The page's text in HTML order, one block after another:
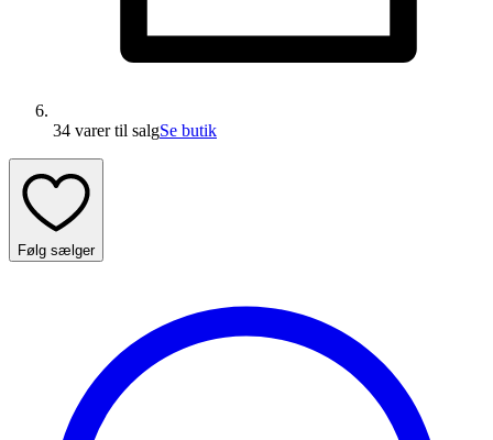
34 varertil salgSe butik
Følg sælger